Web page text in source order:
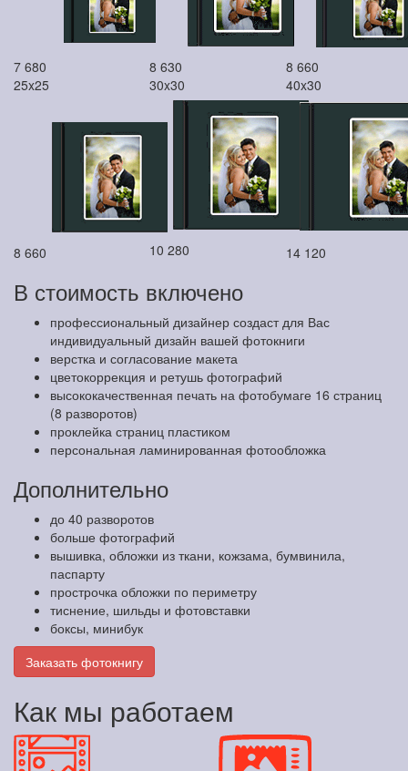
7 680 8 630
8 660
25x25
8 660
30x30
10 280
40x30
14 120
В стоимость включено
профессиональный дизайнер создаст для Вас
индивидуальный дизайн вашей фотокниги
верстка и согласование макета
цветокоррекция и ретушь фотографий
высококачественная печать на фотобумаге 16 страниц
(8 разворотов)
проклейка страниц пластиком
персональная ламинированная фотообложка
Дополнительно
до 40 разворотов
больше фотографий
вышивка, обложки из ткани, кожзама, бумвинила,
паспарту
прострочка обложки по периметру
тиснение, шильды и фотовставки
боксы, минибук
Заказать фотокнигу
Как мы работаем